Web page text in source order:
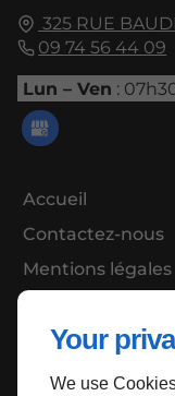
Your
We use
325 RUE
09 74 56 44 09
Lun – Ven :
Accueil
Contactez-nous
Mentions légales